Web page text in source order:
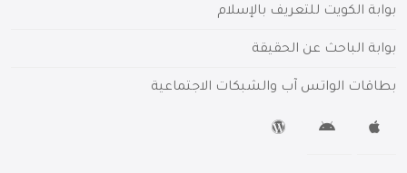
بوابة الكويت للتعريف بالإسلام
بوابة الباحث عن الحقيقة
بطاقات الواتس آب والشبكات الاجتماعية